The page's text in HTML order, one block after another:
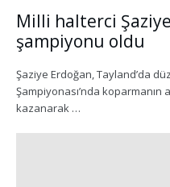
Milli halterci
şampiyonu oldu
Şaziye Erdoğan, Tayland’da
Şampiyonası’nda
kazanarak …